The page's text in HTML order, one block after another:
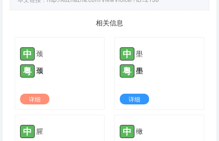
相关信息
中 颈
粤 颈
详细
中 壆
粤 壆
详细
中 腥 中 橄